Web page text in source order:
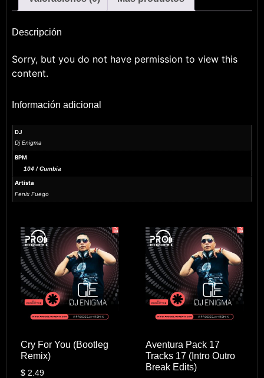
Descripción
Sorry, but you do not have permission to view this
content.
Información adicional
DJ
Dj Enigma
BPM
104 / Cumbia
Artista
Fenix Fuego
Cry For You (Bootleg
Remix)
$2.49
Aventura Pack 17
Tracks 17 (Intro Outro
Break Edits)